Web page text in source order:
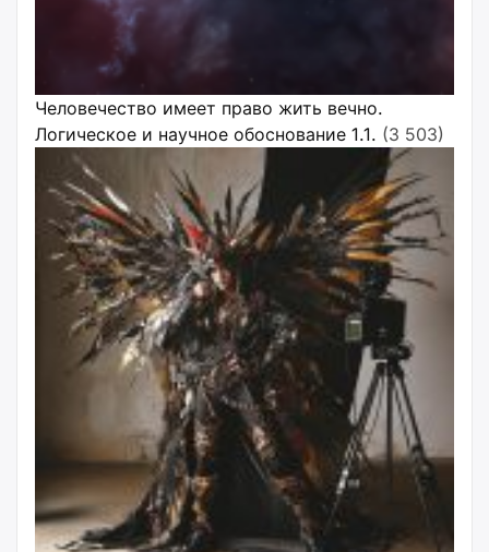
Человечество имеет право жить вечно.
Логическое и научное обоснование 1.1. (3 503)